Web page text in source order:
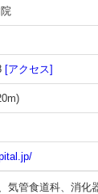
[アクセス]
)
気管食道科、 消化